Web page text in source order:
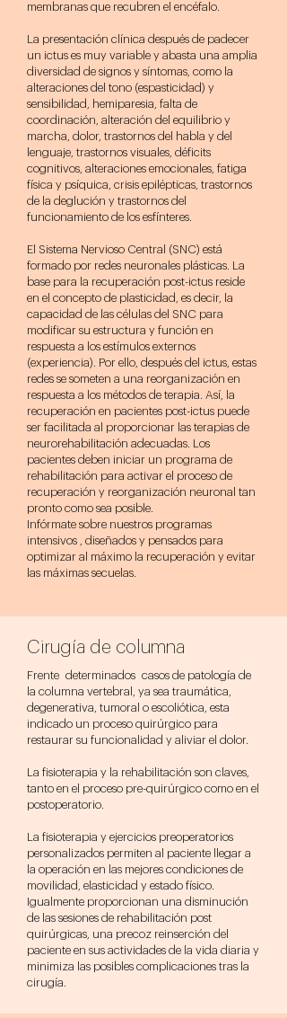
membranas que recubren el encéfalo.
La presentación clínica después de padecer
un ictus es muy variable y abasta una amplia
diversidad de signos y síntomas, como la
alteraciones del tono (espasticidad) y
sensibilidad, hemiparesia, falta de
coordinación, alteración del equilibrio y
marcha, dolor, trastornos del habla y del
lenguaje, trastornos visuales, déficits
cognitivos, alteraciones emocionales, fatiga
física y psíquica, crisis epilépticas, trastornos
de la deglución y trastornos del
funcionamiento de los esfínteres.
El Sistema Nervioso Central (SNC) está
formado por redes neuronales plásticas. La
base para la recuperación post-ictus reside
en el concepto de plasticidad, es decir, la
capacidad de las células del SNC para
modificar su estructura y función en
respuesta a los estímulos externos
(experiencia). Por ello, después del ictus, estas
redes se someten a una reorganización en
respuesta a los métodos de terapia. Así, la
recuperación en pacientes post-ictus puede
ser facilitada al proporcionar las terapias de
neurorehabilitación adecuadas. Los
pacientes deben iniciar un programa de
rehabilitación para activar el proceso de
recuperación y reorganización neuronal tan
pronto como sea posible.
Infórmate sobre nuestros programas
intensivos , diseñados y pensados para
optimizar al máximo la recuperación y evitar
las máximas secuelas.
Cirugía de columna
Frente determinados casos de patología de
la columna vertebral, ya sea traumática,
degenerativa, tumoral o escoliótica, esta
indicado un proceso quirúrgico para
restaurar su funcionalidad y aliviar el dolor.
La fisioterapia y la rehabilitación son claves,
tanto en el proceso pre-quirúrgico como en el
postoperatorio.
La fisioterapia y ejercicios preoperatorios
personalizados permiten al paciente llegar a
la operación en las mejores condiciones de
movilidad, elasticidad y estado físico.
Igualmente proporcionan una disminución
de las sesiones de rehabilitación post
quirúrgicas, una precoz reinserción del
paciente en sus actividades de la vida diaria y
minimiza las posibles complicaciones tras la
cirugía.